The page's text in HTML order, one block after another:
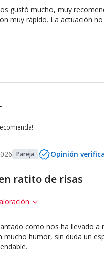
Escena
gustó mucho, muy
muy rápido. La actuación
Pareja Opinión
ratito de risas
10
Puesta en
10
como nos ha llevado a
mucho humor, sin duda un